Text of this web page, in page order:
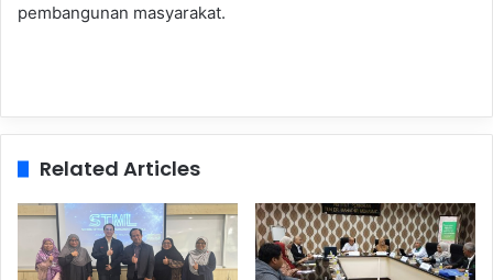
pembangunan masyarakat.
Related Articles